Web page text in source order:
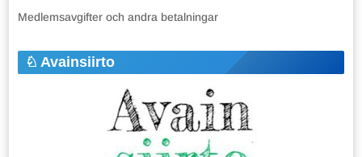
Medlemsavgifter och andra betalningar
Avainsiirto